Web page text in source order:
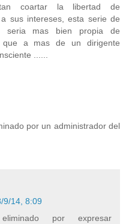
coartar la libertad de
sus intereses, esta serie de
seria mas bien propia de
que a mas de un dirigente
......
por un administrador del
9/14, 8:09
por expresar